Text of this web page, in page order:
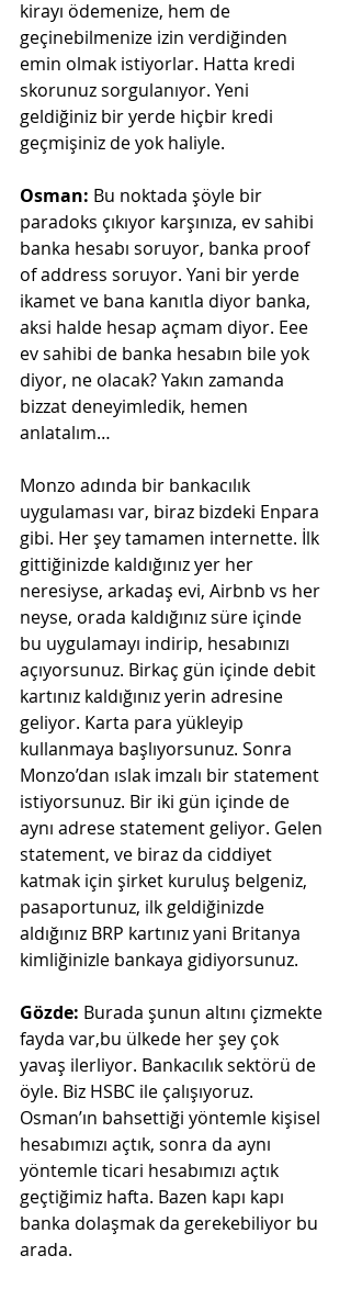
kirayı ödemenize, hem de
geçinebilmenize izin verdiğinden
emin olmak istiyorlar. Hatta kredi
skorunuz sorgulanıyor. Yeni
geldiğiniz bir yerde hiçbir kredi
geçmişiniz de yok haliyle.
Osman: Bu noktada şöyle bir
paradoks çıkıyor karşınıza, ev sahibi
banka hesabı soruyor, banka proof
of address soruyor. Yani bir yerde
ikamet ve bana kanıtla diyor banka,
aksi halde hesap açmam diyor. Eee
ev sahibi de banka hesabın bile yok
diyor, ne olacak? Yakın zamanda
bizzat deneyimledik, hemen
anlatalım…
Monzo adında bir bankacılık
uygulaması var, biraz bizdeki Enpara
gibi. Her şey tamamen internette. İlk
gittiğinizde kaldığınız yer her
neresiyse, arkadaş evi, Airbnb vs her
neyse, orada kaldığınız süre içinde
bu uygulamayı indirip, hesabınızı
açıyorsunuz. Birkaç gün içinde debit
kartınız kaldığınız yerin adresine
geliyor. Karta para yükleyip
kullanmaya başlıyorsunuz. Sonra
Monzo’dan ıslak imzalı bir statement
istiyorsunuz. Bir iki gün içinde de
aynı adrese statement geliyor. Gelen
statement, ve biraz da ciddiyet
katmak için şirket kuruluş belgeniz,
pasaportunuz, ilk geldiğinizde
aldığınız BRP kartınız yani Britanya
kimliğinizle bankaya gidiyorsunuz.
Gözde: Burada şunun altını çizmekte
fayda var,bu ülkede her şey çok
yavaş ilerliyor. Bankacılık sektörü de
öyle. Biz HSBC ile çalışıyoruz.
Osman’ın bahsettiği yöntemle kişisel
hesabımızı açtık, sonra da aynı
yöntemle ticari hesabımızı açtık
geçtiğimiz hafta. Bazen kapı kapı
banka dolaşmak da gerekebiliyor bu
arada.